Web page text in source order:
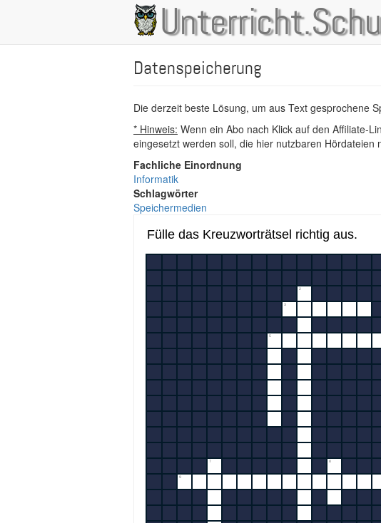
Main
navigation
Datenspeicherung
Die derzeit beste Lösung, um aus Text gesprochene
* Hinweis: Wenn ein Abo nach Klick auf den Affiliate-
eingesetzt werden soll, die hier nutzbaren
Fachliche Einordnung
Informatik
Schlagwörter
Speichermedien